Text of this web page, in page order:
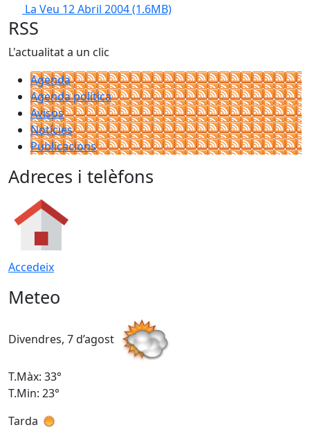
La Veu 12 Abril 2004(1.6MB)
RSS
L'actualitat a un clic
Agenda
Agenda política
Avisos
Notícies
Publicacions
Adreces i telèfons
Accedeix
Meteo
Divendres, 7 d’agost
T.Màx: 33°
T.Min: 23°
Tarda